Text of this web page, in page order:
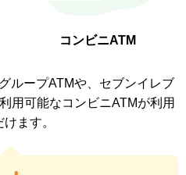
コンビニATM
ループATMや、セブンイレブ
用可能なコンビニATMが利用
ます。